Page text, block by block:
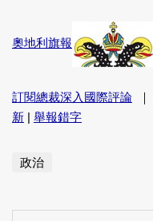
奧地利旗報
訂閱總裁深入國際評論
新
舉報錯字
政治